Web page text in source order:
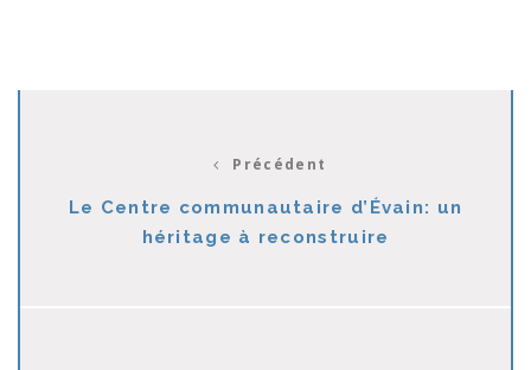
Précédent
Le Centre communautaire d’Évain: un
héritage à reconstruire